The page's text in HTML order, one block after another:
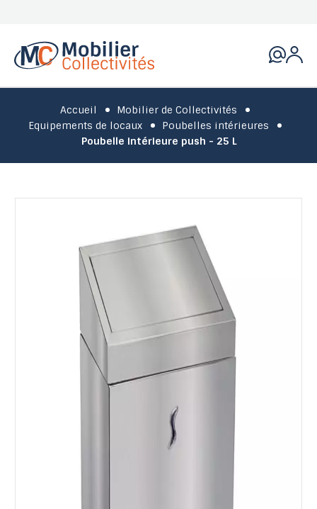
Accueil
Mobilier de Collectivités
Equipements de locaux
Poubelles intérieures
Poubelle intérieure push - 25 L